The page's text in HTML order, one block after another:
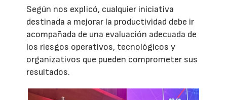
Según nos explicó, cualquier iniciativa
destinada a mejorar la productividad debe ir
acompañada de una evaluación adecuada de
los riesgos operativos, tecnológicos y
organizativos que pueden comprometer sus
resultados.